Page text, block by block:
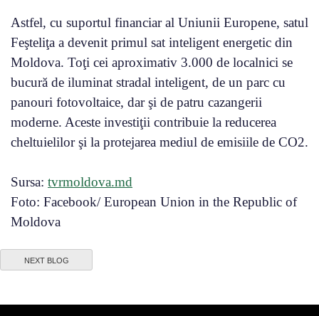
Astfel, cu suportul financiar al Uniunii Europene, satul
Feşteliţa a devenit primul sat inteligent energetic din
Moldova. Toţi cei aproximativ 3.000 de localnici se
bucură de iluminat stradal inteligent, de un parc cu
panouri fotovoltaice, dar şi de patru cazangerii
moderne. Aceste investiţii contribuie la reducerea
cheltuielilor şi la protejarea mediul de emisiile de CO2.
Sursa: tvrmoldova.md
Foto: Facebook/ European Union in the Republic of
Moldova
NEXT BLOG